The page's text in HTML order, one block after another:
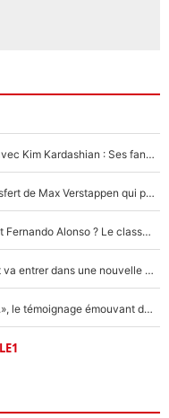
Lewis Hamilton poste de nouvelles photos avec Kim Kardashian : Ses fans le voient déjà redevenir champion du monde de F1 grâce à elle !
F1 - Une légende de McLaren refuse le transfert de Max Verstappen qui pourrait «faire des vagues» et plomber l'ambiance dans l'équipe
Max Verstappen, Lewis Hamilton… et bientôt Fernando Alonso ? Le classement des pilotes les mieux payés en Formule 1 risque de changer !
F1 - Alpine signe un accord «impensable» et va entrer dans une nouvelle dimension : Grande nouvelle pour Pierre Gasly !
F1 : « Je lui ai fait un câlin, puis j’ai dû partir...», le témoignage émouvant de Max Verstappen sur sa fille